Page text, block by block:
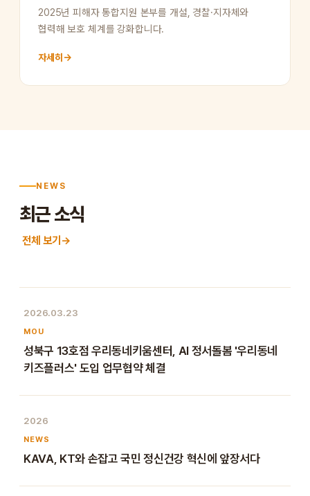
2025년 피해자 통합지원 본부를 개설, 경찰·지자체와
협력해 보호 체계를 강화합니다.
자세히 →
NEWS
최근 소식
전체 보기→
2026.03.23
MOU
성북구 13호점 우리동네키움센터, AI 정서돌봄 '우리동네
키즈플러스' 도입 업무협약 체결
2026
NEWS
KAVA, KT와 손잡고 국민 정신건강 혁신에 앞장서다